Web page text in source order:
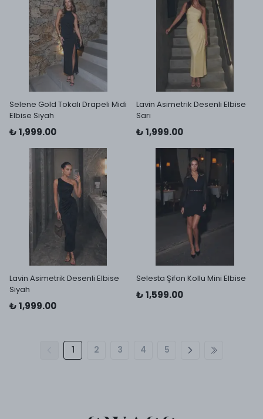
Selene Gold Tokalı Drapeli Midi
Elbise Siyah
₺ 1,999.00
Lavin Asimetrik Desenli Elbise
Sarı
₺ 1,999.00
Lavin Asimetrik Desenli Elbise
Siyah
₺ 1,999.00
Selesta Şifon Kollu Mini Elbise
₺ 1,599.00
1 2 3 4 5